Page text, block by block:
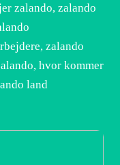
zalando, zalando
zalando
hvor kommer
land